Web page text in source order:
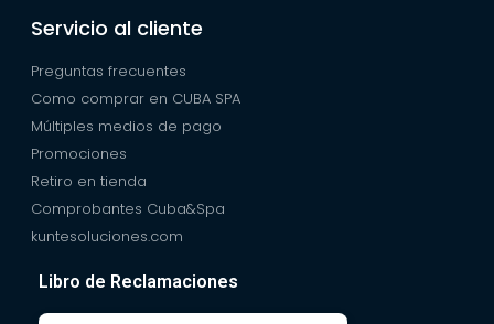
Servicio al cliente
Preguntas frecuentes
Como comprar en CUBA SPA
Múltiples medios de pago
Promociones
Retiro en tienda
Comprobantes Cuba&Spa
kuntesoluciones.com
Libro de Reclamaciones